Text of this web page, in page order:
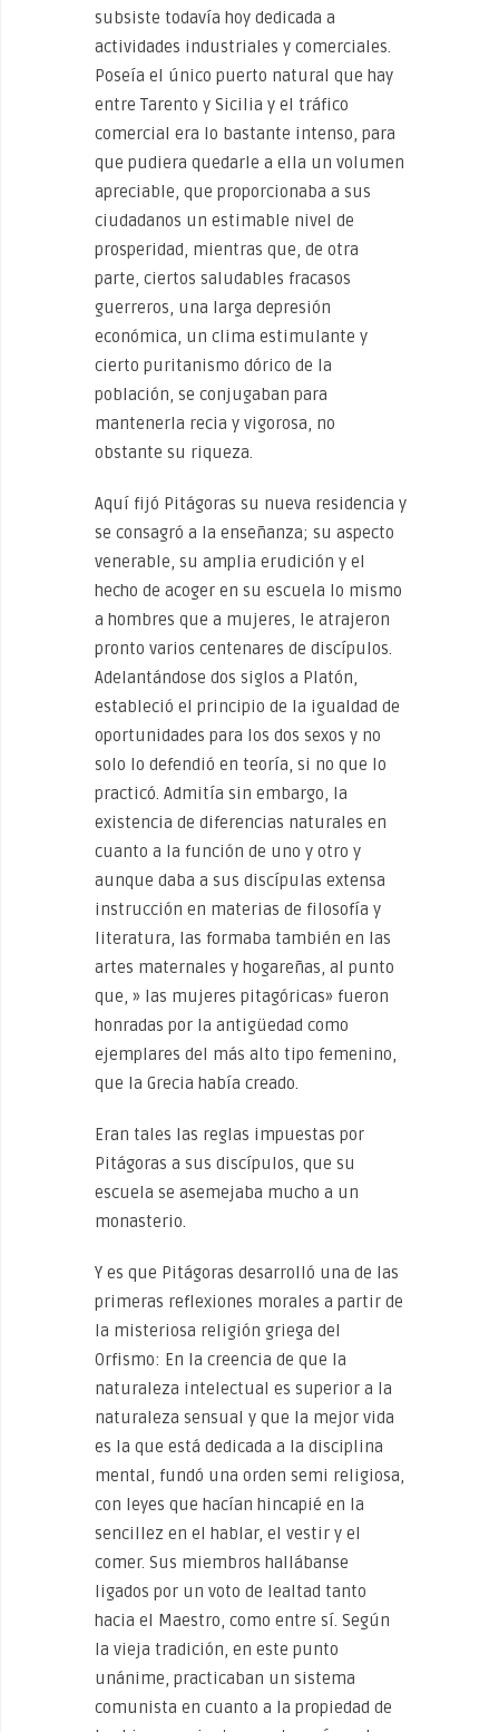
subsiste todavía hoy dedicada a
actividades industriales y comerciales.
Poseía el único puerto natural que hay
entre Tarento y Sicilia y el tráfico
comercial era lo bastante intenso, para
que pudiera quedarle a ella un volumen
apreciable, que proporcionaba a sus
ciudadanos un estimable nivel de
prosperidad, mientras que, de otra
parte, ciertos saludables fracasos
guerreros, una larga depresión
económica, un clima estimulante y
cierto puritanismo dórico de la
población, se conjugaban para
mantenerla recia y vigorosa, no
obstante su riqueza.
Aquí fijó Pitágoras su nueva residencia y
se consagró a la enseñanza; su aspecto
venerable, su amplia erudición y el
hecho de acoger en su escuela lo mismo
a hombres que a mujeres, le atrajeron
pronto varios centenares de discípulos.
Adelantándose dos siglos a Platón,
estableció el principio de la igualdad de
oportunidades para los dos sexos y no
solo lo defendió en teoría, si no que lo
practicó. Admitía sin embargo, la
existencia de diferencias naturales en
cuanto a la función de uno y otro y
aunque daba a sus discípulas extensa
instrucción en materias de filosofía y
literatura, las formaba también en las
artes maternales y hogareñas, al punto
que, » las mujeres pitagóricas» fueron
honradas por la antigüedad como
ejemplares del más alto tipo femenino,
que la Grecia había creado.
Eran tales las reglas impuestas por
Pitágoras a sus discípulos, que su
escuela se asemejaba mucho a un
monasterio.
Y es que Pitágoras desarrolló una de las
primeras reflexiones morales a partir de
la misteriosa religión griega del
Orfismo: En la creencia de que la
naturaleza intelectual es superior a la
naturaleza sensual y que la mejor vida
es la que está dedicada a la disciplina
mental, fundó una orden semi religiosa,
con leyes que hacían hincapié en la
sencillez en el hablar, el vestir y el
comer. Sus miembros hallábanse
ligados por un voto de lealtad tanto
hacia el Maestro, como entre sí. Según
la vieja tradición, en este punto
unánime, practicaban un sistema
comunista en cuanto a la propiedad de